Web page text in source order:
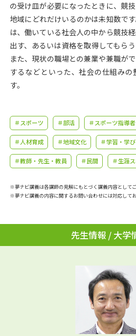
新生活お役立ちガイド
学問発見
学問のミニ講義「夢ナビ講義」 学問
学問の教科書 夢ナ
Ｑ＆Ａ よくあるご質問 大学進
資料の料金の
テレメ
訂正の
の受け皿が必要になったときに、競
地域にどれだけいるのかは未知数で
は、働いている社会人の中から競技
出す、あるいは資格を取得してもら
また、現状の職場との兼業や兼職が
するなどといった、社会の仕組み
す。
＃スポーツ ＃部活 ＃スポーツ指導者
＃人材育成 ＃地域文化 ＃学習・学び
＃教師・先生・教員 ＃民間 ＃生涯
※夢ナビ講義は各講師の見解にもとづく講義内容として
※夢ナビ講義の内容に関するお問い合わせには対応してお
先生情報 / 大学